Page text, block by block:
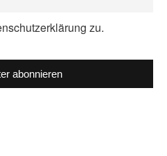
zu.
abonnieren